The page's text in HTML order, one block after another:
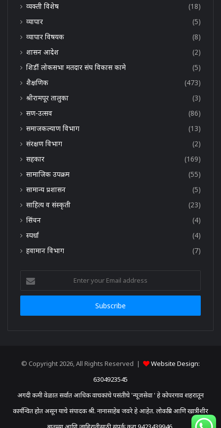
व्यक्ती विशेष
(18)
व्यापार
(5)
व्यापार विषयक
(8)
शासन आदेश
(2)
शिर्डी लोकसभा मतदार संघ विकास कामे
(5)
शैक्षणिक
(473)
श्रीरामपूर तालुका
(3)
सण-उत्सव
(86)
समाजकल्याण विभाग
(13)
संरक्षण विभाग
(2)
सहकार
(169)
सामाजिक उपक्रम
(55)
सामान्य प्रशासन
(5)
साहित्य व संस्कृती
(23)
सिंचन
(4)
स्पर्धा
(4)
हवामान विभाग
(7)
your
Email
© Copyright 2026, All Rights Reserved |
Website Design:
6304923545
अगदी कमी वेळात सर्वात आधिक वाचकांचे पसंतीचे 'न्यूजसेवा ' हे कोपरगाव शहरातून
कार्यन्वित होत असून याचे संपादक श्री. नानासाहेब जवरे हे आहेत. लोकप्रिय आणि खात्रीशीर